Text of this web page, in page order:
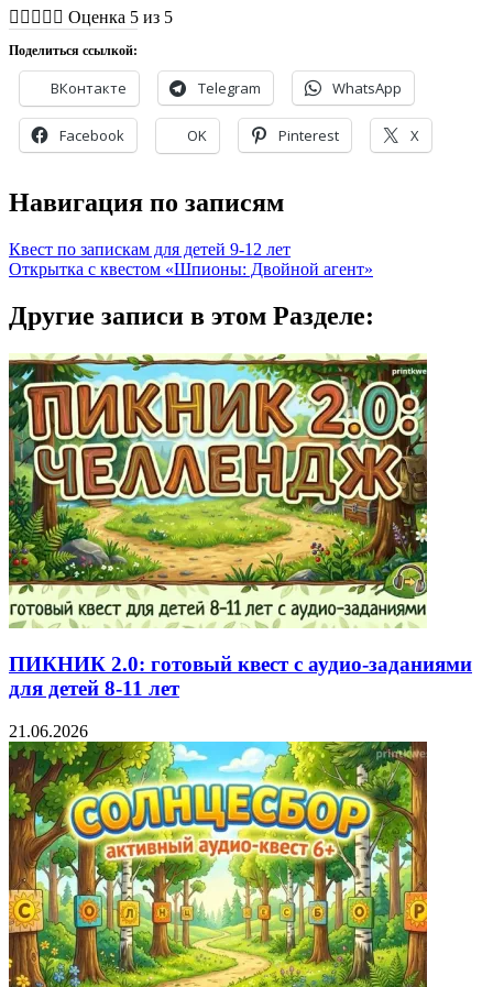
     Оценка 5 из 5
Поделиться ссылкой:
ВКонтакте Telegram WhatsApp
Facebook OK Pinterest X
Навигация по записям
Квест по запискам для детей 9-12 лет
Открытка с квестом «Шпионы: Двойной агент»
Другие записи в этом Разделе:
ПИКНИК 2.0: готовый квест с аудио-заданиями
для детей 8-11 лет
21.06.2026